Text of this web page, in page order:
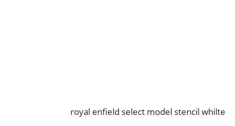
royal enfield select model stencil whilte